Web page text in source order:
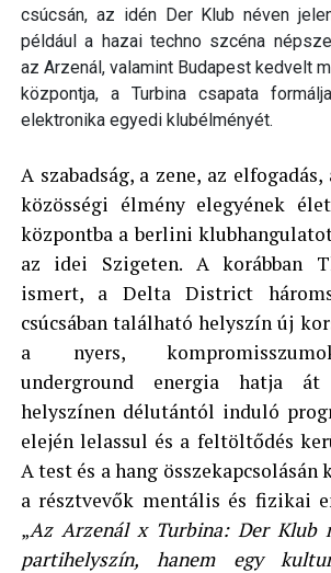
csúcsán, az idén Der Klub néven
például a hazai techno szcéna
az Arzenál, valamint Budapest kedvelt
központja, a Turbina csapata
elektronika egyedi klubélményét.
A szabadság, a zene, az
közösségi élmény elegyének
központba a berlini
az idei Szigeten. A korábban
ismert, a Delta District
csúcsában található helyszín új
a nyers,
underground energia hatja
helyszínen délutántól induló
elején lelassul és a feltöltődés
A test és a hang
a résztvevők mentális és fizikai
„Az Arzenál x Turbina: Der Klub
partihelyszín, hanem egy